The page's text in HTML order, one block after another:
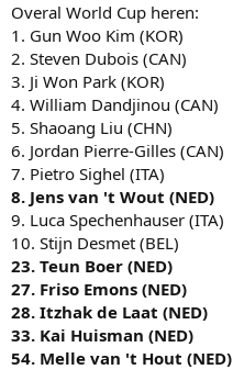
Overal World Cup heren:
1. Gun Woo Kim (KOR)
2. Steven Dubois (CAN)
3. Ji Won Park (KOR)
4. William Dandjinou (CAN)
5. Shaoang Liu (CHN)
6. Jordan Pierre-Gilles (CAN)
7. Pietro Sighel (ITA)
8. Jens van 't Wout (NED)
9. Luca Spechenhauser (ITA)
10. Stijn Desmet (BEL)
23. Teun Boer (NED)
27. Friso Emons (NED)
28. Itzhak de Laat (NED)
33. Kai Huisman (NED)
54. Melle van 't Hout (NED)